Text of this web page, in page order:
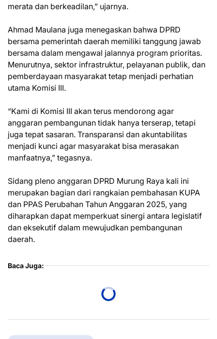
merata dan berkeadilan,” ujarnya.
Ahmad Maulana juga menegaskan bahwa DPRD
bersama pemerintah daerah memiliki tanggung jawab
bersama dalam mengawal jalannya program prioritas.
Menurutnya, sektor infrastruktur, pelayanan publik, dan
pemberdayaan masyarakat tetap menjadi perhatian
utama Komisi III.
“Kami di Komisi III akan terus mendorong agar
anggaran pembangunan tidak hanya terserap, tetapi
juga tepat sasaran. Transparansi dan akuntabilitas
menjadi kunci agar masyarakat bisa merasakan
manfaatnya,” tegasnya.
Sidang pleno anggaran DPRD Murung Raya kali ini
merupakan bagian dari rangkaian pembahasan KUPA
dan PPAS Perubahan Tahun Anggaran 2025, yang
diharapkan dapat memperkuat sinergi antara legislatif
dan eksekutif dalam mewujudkan pembangunan
daerah.
Baca Juga: